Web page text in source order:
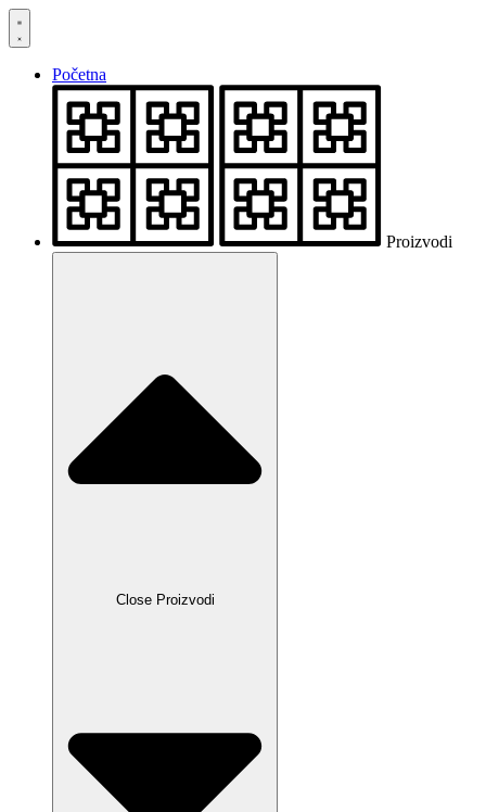
Skočite
na
Početna
Proizvodi
Close Proizvodi